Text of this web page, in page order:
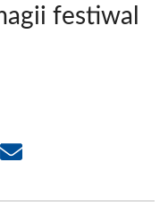
festiwal
Share